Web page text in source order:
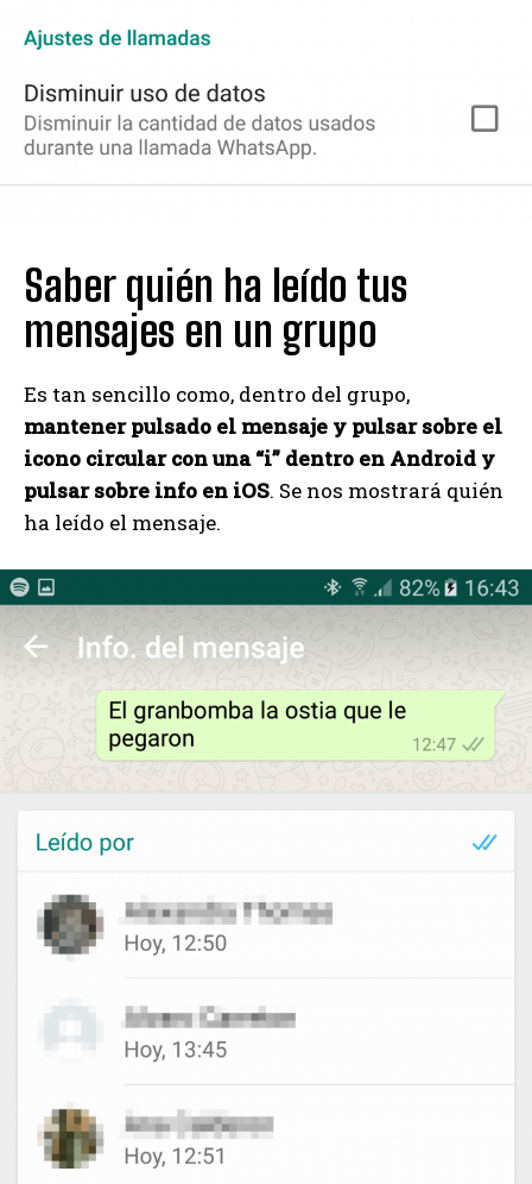
Saber quién ha leído tus
mensajes en un grupo
Es tan sencillo como, dentro del grupo,
mantener pulsado el mensaje y pulsar sobre el
icono circular con una “i” dentro en Android y
pulsar sobre info en iOS. Se nos mostrará quién
ha leído el mensaje.